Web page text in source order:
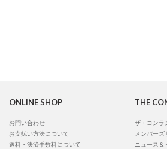
ONLINE SHOP
お問い合わせ
お支払い方法について
送料・決済手数料について
THE
ザ・コンラ
メンバー
ニュース＆